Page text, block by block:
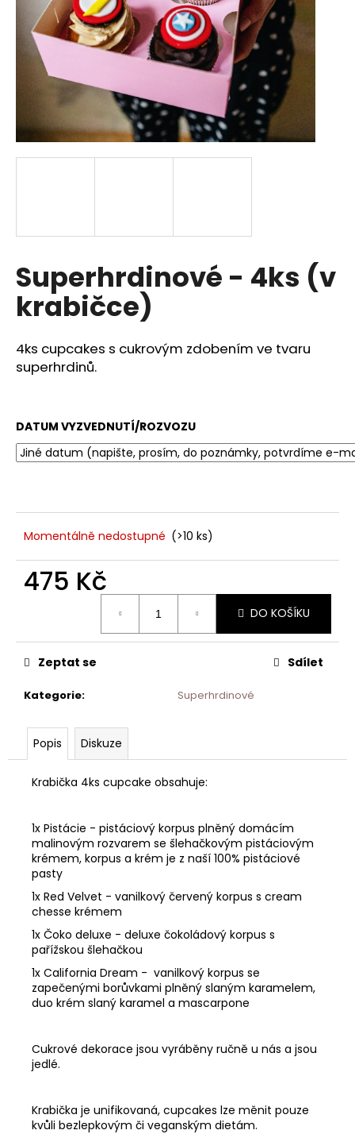
Superhrdinové - 4ks (v
krabičce)
4ks cupcakes s cukrovým zdobením ve tvaru
superhrdinů.
DATUM VYZVEDNUTÍ/ROZVOZU
Momentálně nedostupné (>10 ks)
475 Kč
DO KOŠÍKU
Kategorie: Superhrdinové
Zeptat se Sdílet
Popis Diskuze
Krabička 4ks cupcake obsahuje:
1x Pistácie - pistáciový korpus plněný domácím
malinovým rozvarem se šlehačkovým pistáciovým
krémem, korpus a krém je z naší 100% pistáciové
pasty
1x Red Velvet - vanilkový červený korpus s cream
chesse krémem
1x Čoko deluxe - deluxe čokoládový korpus s
pařížskou šlehačkou
1x California Dream - vanilkový korpus se
zapečenými borůvkami plněný slaným karamelem,
duo krém slaný karamel a mascarpone
Cukrové dekorace jsou vyráběny ručně u nás a jsou
jedlé.
Krabička je unifikovaná, cupcakes lze měnit pouze
kvůli bezlepkovým či veganským dietám.
o
p
o
r
u
č
u
m
e